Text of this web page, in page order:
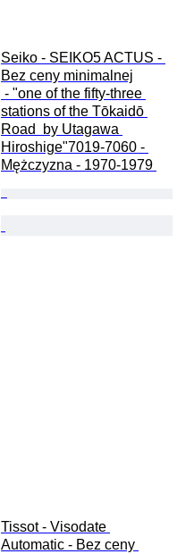
Seiko - SEIKO5 ACTUS -
Bez ceny minimalnej
stations of the Tōkaidō
Road  by Utagawa
Hiroshige"7019-7060 -
Mężczyzna - 1970-1979
Tissot - Visodate
Automatic - Bez ceny